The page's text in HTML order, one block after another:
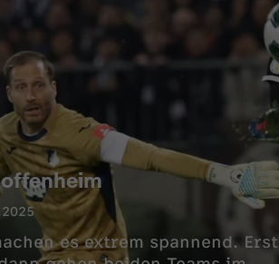
es extrem spannend. Erst